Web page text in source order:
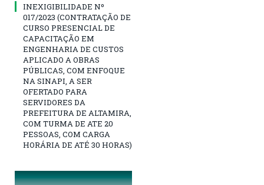
INEXIGIBILIDADE Nº
017/2023 (CONTRATAÇÃO DE
CURSO PRESENCIAL DE
CAPACITAÇÃO EM
ENGENHARIA DE CUSTOS
APLICADO A OBRAS
PÚBLICAS, COM ENFOQUE
NA SINAPI, A SER
OFERTADO PARA
SERVIDORES DA
PREFEITURA DE ALTAMIRA,
COM TURMA DE ATE 20
PESSOAS, COM CARGA
HORÁRIA DE ATÉ 30 HORAS)